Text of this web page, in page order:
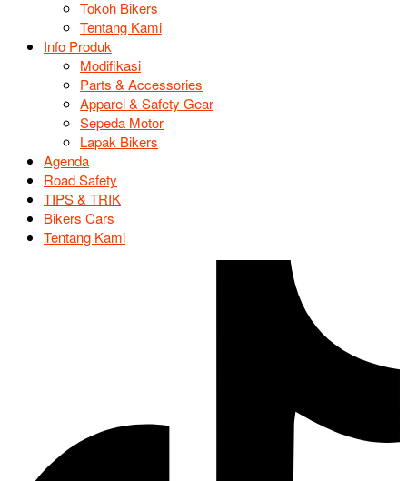
Tokoh Bikers
Tentang Kami
Info Produk
Modifikasi
Parts & Accessories
Apparel & Safety Gear
Sepeda Motor
Lapak Bikers
Agenda
Road Safety
TIPS & TRIK
Bikers Cars
Tentang Kami